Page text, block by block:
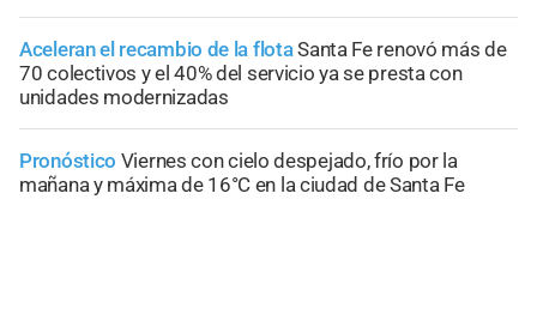
Aceleran el recambio de la flotaSanta Fe renovó más de
70 colectivos y el 40% del servicio ya se presta con
unidades modernizadas
Pronóstico Viernes con cielo despejado, frío por la
mañana y máxima de 16°C en la ciudad de Santa Fe